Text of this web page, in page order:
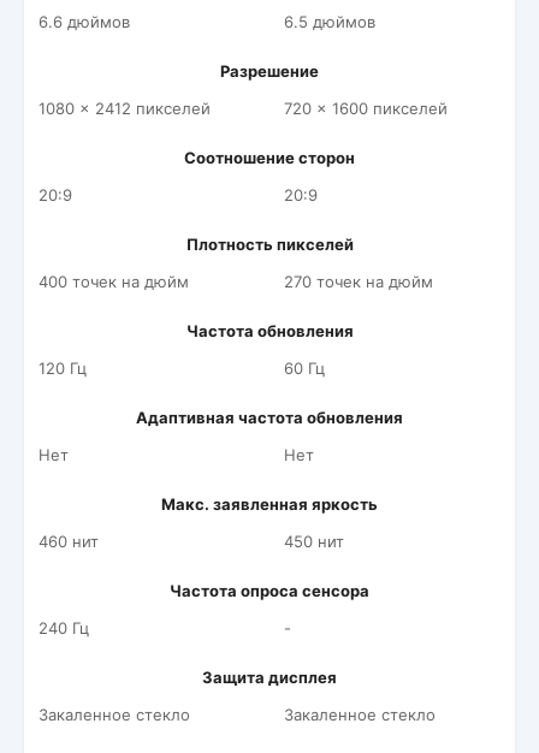
6.6 дюймов
6.5 дюймов
Разрешение
1080 x 2412 пикселей
720 x 1600 пикселей
Соотношение сторон
20:9
20:9
Плотность пикселей
400 точек на дюйм
270 точек на дюйм
Частота обновления
120 Гц
60 Гц
Адаптивная частота обновления
Нет
Нет
Макс. заявленная яркость
460 нит
450 нит
Частота опроса сенсора
240 Гц
-
Защита дисплея
Закаленное стекло
Закаленное стекло